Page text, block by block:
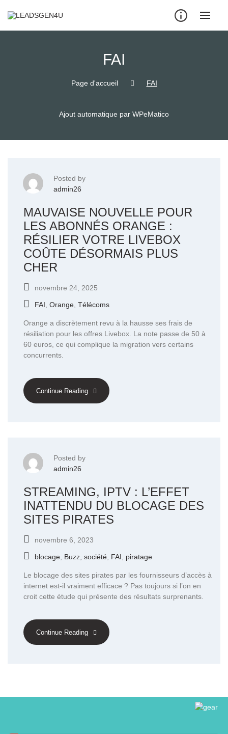
FAI
Page d'accueil FAI
Ajout automatique par WPeMatico
Posted by
admin26
MAUVAISE NOUVELLE POUR
LES ABONNÉS ORANGE :
RÉSILIER VOTRE LIVEBOX
COÛTE DÉSORMAIS PLUS
CHER
novembre 24, 2025
FAI Orange Télécoms
Orange a discrètement revu à la hausse ses frais de
résiliation pour les offres Livebox. La note passe de 50 à
60 euros, ce qui complique la migration vers certains
concurrents.
Continue Reading
Posted by
admin26
STREAMING, IPTV : L’EFFET
INATTENDU DU BLOCAGE DES
SITES PIRATES
novembre 6, 2023
blocage Buzz, société FAI piratage
Le blocage des sites pirates par les fournisseurs d’accès à
internet est-il vraiment efficace ? Pas toujours si l’on en
croit cette étude qui présente des résultats surprenants.
Continue Reading